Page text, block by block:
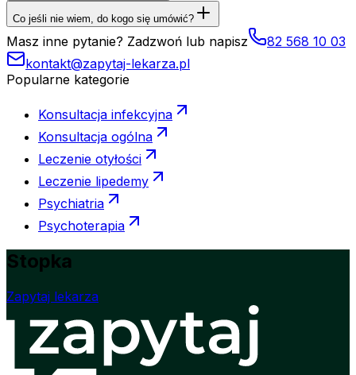
Co jeśli nie wiem, do kogo się umówić?
Masz inne pytanie? Zadzwoń lub napisz
82 568 10 03
kontakt@zapytaj-lekarza.pl
Popularne kategorie
Konsultacja infekcyjna
Konsultacja ogólna
Leczenie otyłości
Leczenie lipedemy
Psychiatria
Psychoterapia
Stopka
Zapytaj lekarza